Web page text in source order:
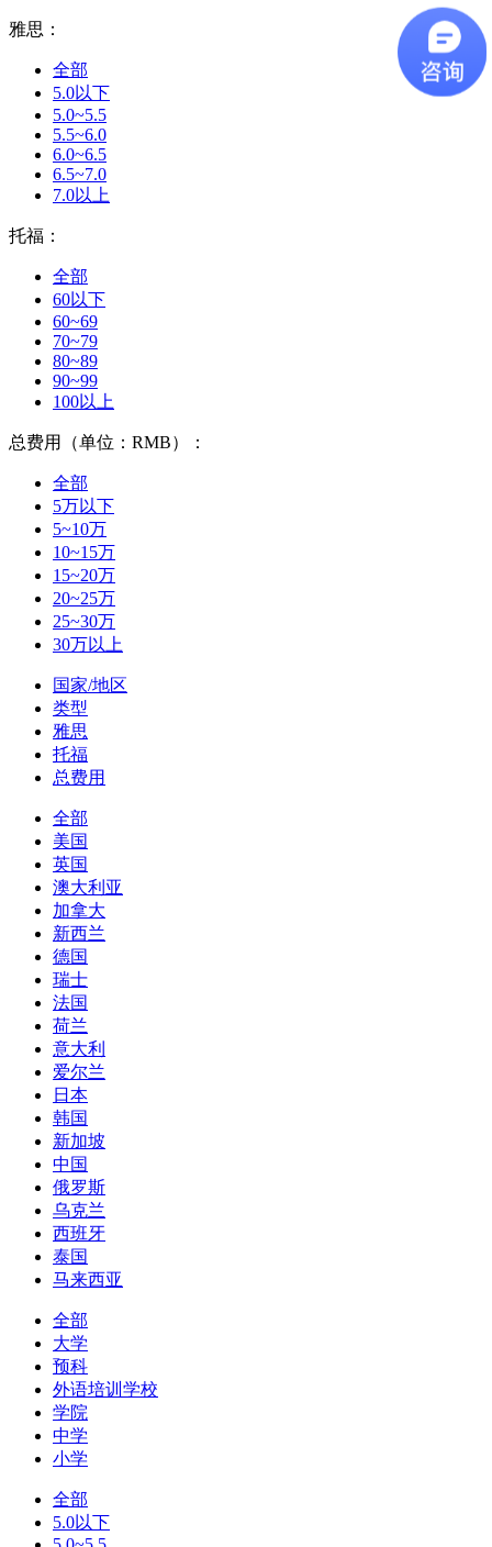
雅思：
全部
5.0以下
5.0~5.5
5.5~6.0
6.0~6.5
6.5~7.0
7.0以上
托福：
全部
60以下
60~69
70~79
80~89
90~99
100以上
总费用（单位：RMB）：
全部
5万以下
5~10万
10~15万
15~20万
20~25万
25~30万
30万以上
国家/地区
类型
雅思
托福
总费用
全部
美国
英国
澳大利亚
加拿大
新西兰
德国
瑞士
法国
荷兰
意大利
爱尔兰
日本
韩国
新加坡
中国
俄罗斯
乌克兰
西班牙
泰国
马来西亚
全部
大学
预科
外语培训学校
学院
中学
小学
全部
5.0以下